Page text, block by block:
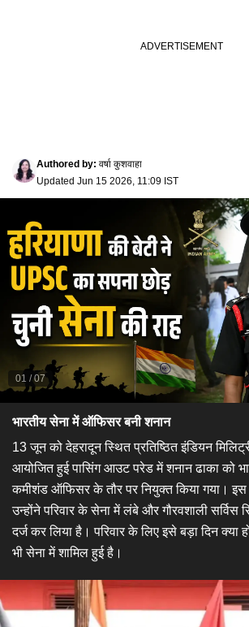
Authored by: वर्षा कुशवाहा
Updated Jun 15 2026, 11:09 IST
01 /07
भारतीय सेना में ऑफिसर बनी शनान
​13 जून को देहरादून स्थित प्रतिष्ठित इंडियन
आयोजित हुई पासिंग आउट परेड में शनान ढाका को
कमीशंड ऑफिसर के तौर पर नियुक्त किया गया।
उन्होंने परिवार के सेना में लंबे और गौरवशाली सर्विस
दर्ज कर लिया है। परिवार के लिए इसे बड़ा दिन क्या
भी सेना में शामिल हुई है।​